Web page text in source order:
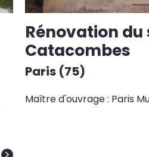
Rénovation du
Catacombes
Paris (75)
Maître d'ouvrage : Paris